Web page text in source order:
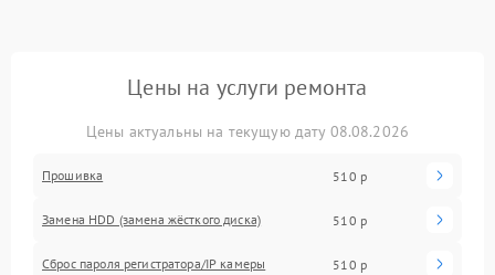
Цены на услуги ремонта
Цены актуальны на текущую дату 08.08.2026
Прошивка 510 р
Замена HDD (замена жёсткого диска) 510 р
Сброс пароля регистратора/IP камеры 510 р